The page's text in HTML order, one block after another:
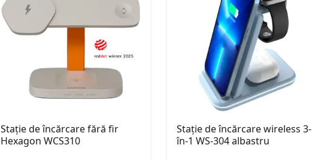
Stație de încărcare fără fir
Hexagon WCS310
Stație de încărcare wireless 3-
în-1 WS-304 albastru